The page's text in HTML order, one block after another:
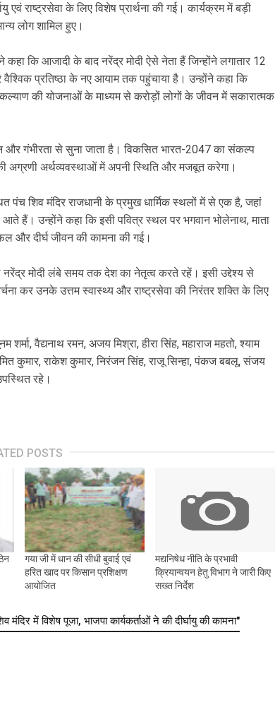
एवं राष्ट्रसेवा के लिए विशेष प्रार्थना की गई। कार्यक्रम में बड़ी
लोग शामिल हुए।
कि आजादी के बाद नरेंद्र मोदी ऐसे नेता हैं जिन्होंने लगातार 12
प्रतिष्ठा के नए आयाम तक पहुंचाया है। उन्होंने कहा कि
की योजनाओं के माध्यम से करोड़ों लोगों के जीवन में सकारात्मक
और गंभीरता से सुना जाता है। विकसित भारत-2047 का संकल्प
अग्रणी अर्थव्यवस्थाओं में अपनी स्थिति और मजबूत करेगा।
पंच शिव मंदिर राजधानी के प्रमुख धार्मिक स्थलों में से एक है, जहां
हैं। उन्होंने कहा कि इसी पवित्र स्थल पर भगवान भोलेनाथ, माता
और दीर्घ जीवन की कामना की गई।
नरेंद्र मोदी लंबे समय तक देश का नेतृत्व करते रहें। इसी उद्देश्य से
कर उनके उत्तम स्वास्थ्य और राष्ट्रसेवा की निरंतर शक्ति के लिए
शर्मा, वैद्यनाथ रमन, अजय मिश्रा, हीरा सिंह, महाराज महतो, श्याम
कुमार, राकेश कुमार, निरंजन सिंह, राजू सिन्हा, पंकज बबलू, संजय
रहे।
POSTS
गया जी में धान की सीधी बुवाई एवं
हरित खाद पर किसान प्रशिक्षण
आयोजित
मद्यनिषेध नीति के प्रभावी
क्रियान्वयन हेतु विभाग ने जारी किए
सख्त निर्देश
में विशेष पूजा, भाजपा कार्यकर्ताओं ने की दीर्घायु की कामना"